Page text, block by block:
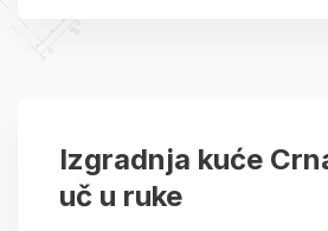
Izgradnja kuće
uč u ruke